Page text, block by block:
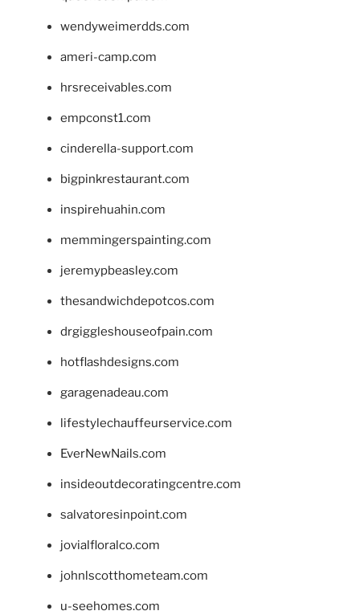
wendyweimerdds.com
ameri-camp.com
hrsreceivables.com
empconst1.com
cinderella-support.com
bigpinkrestaurant.com
inspirehuahin.com
memmingerspainting.com
jeremypbeasley.com
thesandwichdepotcos.com
drgiggleshouseofpain.com
hotflashdesigns.com
garagenadeau.com
lifestylechauffeurservice.com
EverNewNails.com
insideoutdecoratingcentre.com
salvatoresinpoint.com
jovialfloralco.com
johnlscotthometeam.com
u-seehomes.com